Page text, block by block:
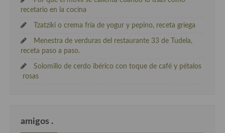
recetario en la cocina
Tzatziki o crema fría de yogur y pepino, receta griega
Menestra de verduras del restaurante 33 de Tudela,
receta paso a paso.
Solomillo de cerdo ibérico con toque de café y pétalos
rosas
amigos .